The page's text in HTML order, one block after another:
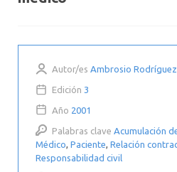
Autor/es Ambrosio
Edición 3
Año 2001
Palabras clave Acumulación
Médico ,Paciente ,Relación
Responsabilidad civil